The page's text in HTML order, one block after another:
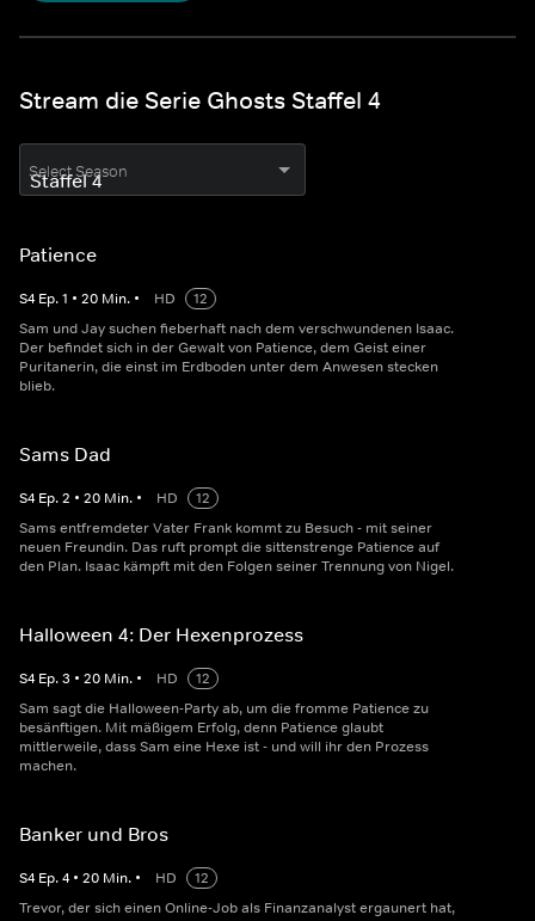
Stream die Serie Ghosts Staffel 4
Select Season
Patience
S4 Ep.1 • 20 Min. • HD
12
Sam und Jay suchen fieberhaft nach dem verschwundenen Isaac.
Der befindet sich in der Gewalt von Patience, dem Geist einer
Puritanerin, die einst im Erdboden unter dem Anwesen stecken
blieb.
Sams Dad
S4 Ep.2 • 20 Min. • HD
12
Sams entfremdeter Vater Frank kommt zu Besuch - mit seiner
neuen Freundin. Das ruft prompt die sittenstrenge Patience auf
den Plan. Isaac kämpft mit den Folgen seiner Trennung von Nigel.
Halloween 4: Der Hexenprozess
S4 Ep.3 • 20 Min. • HD
12
Sam sagt die Halloween-Party ab, um die fromme Patience zu
besänftigen. Mit mäßigem Erfolg, denn Patience glaubt
mittlerweile, dass Sam eine Hexe ist - und will ihr den Prozess
machen.
Banker und Bros
S4 Ep.4 • 20 Min. • HD
12
Trevor, der sich einen Online-Job als Finanzanalyst ergaunert hat,